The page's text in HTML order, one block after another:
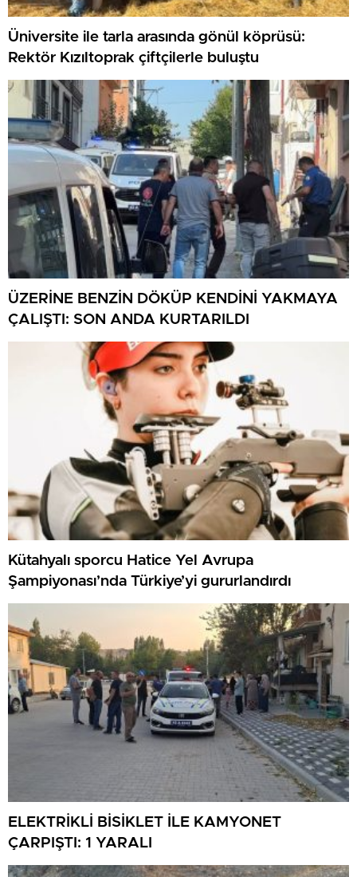
Üniversite ile tarla arasında gönül köprüsü:
Rektör Kızıltoprak çiftçilerle buluştu
ÜZERİNE BENZİN DÖKÜP KENDİNİ YAKMAYA
ÇALIŞTI: SON ANDA KURTARILDI
Kütahyalı sporcu Hatice Yel Avrupa
Şampiyonası’nda Türkiye’yi gururlandırdı
ELEKTRİKLİ BİSİKLET İLE KAMYONET
ÇARPIŞTI: 1 YARALI